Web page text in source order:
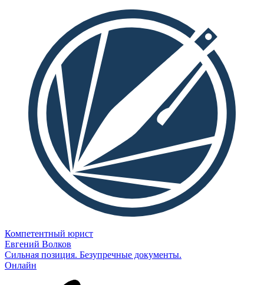
Компетентный юрист
Евгений Волков
Сильная позиция. Безупречные документы.
Онлайн